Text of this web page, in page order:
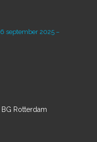
september 2025 –
Rotterdam